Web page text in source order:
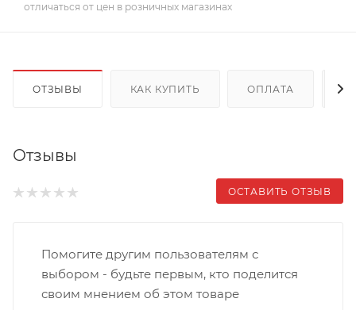
отличаться от цен в розничных магазинах
ОТЗЫВЫ КАК КУПИТЬ ОПЛАТА
Отзывы
ОСТАВИТЬ ОТЗЫВ
Помогите другим пользователям с
выбором - будьте первым, кто поделится
своим мнением об этом товаре